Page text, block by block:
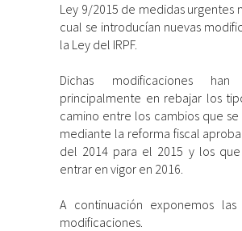
Ley 9/2015 de medidas urgentes
cual se introducían nuevas
la Ley del IRPF.
Dichas modificaciones han
principalmente en rebajar los
camino entre los cambios que
mediante la reforma fiscal
del 2014 para el 2015 y los
entrar en vigor en 2016.
A continuación exponemos las
modificaciones.